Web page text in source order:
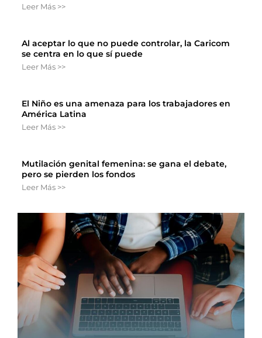
Leer Más >>
Al aceptar lo que no puede controlar, la Caricom
se centra en lo que sí puede
Leer Más >>
El Niño es una amenaza para los trabajadores en
América Latina
Leer Más >>
Mutilación genital femenina: se gana el debate,
pero se pierden los fondos
Leer Más >>